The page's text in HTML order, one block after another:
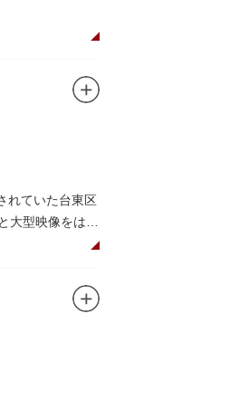
れていた台東区
型映像をはじ
調べることがで